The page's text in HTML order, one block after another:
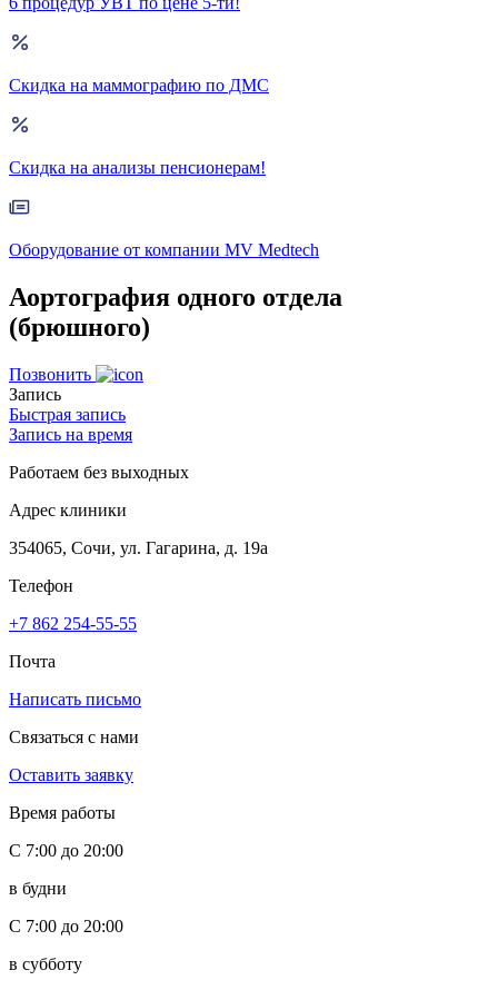
Скидка на маммографию по ДМС
Скидка на анализы пенсионерам!
Оборудование от компании MV Medtech
Аортография одного отдела
(брюшного)
Позвонить
Запись
Быстрая запись
Запись на время
Работаем без выходных
Адрес клиники
354065, Сочи, ул. Гагарина, д. 19а
Телефон
+7 862 254-55-55
Почта
Написать письмо
Связаться с нами
Оставить заявку
Время работы
С 7:00 до 20:00
в будни
С 7:00 до 20:00
в субботу